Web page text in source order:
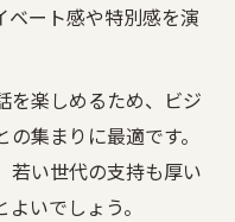
が盛り上がる理由
なおしゃれ居酒屋
居酒屋を厳選紹介
しむコツとポイン
ベート感や特別感を演
を楽しめるため、ビジ
集まりに最適です。
若い世代の支持も厚い
いでしょう。